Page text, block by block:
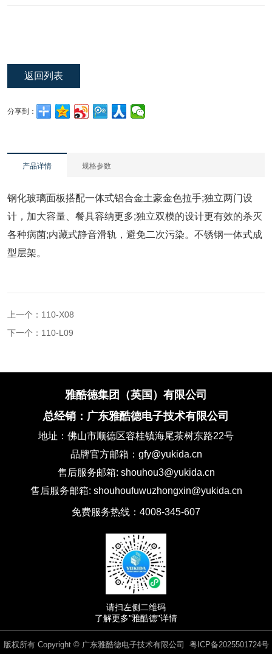
返回列表
分享到：
产品详情 规格参数
钢化玻璃面板搭配一体式铝合金土豪金色拉手;独立两门设
计，加大容量、餐具容纳更多;独立双模的设计更有效的杀灭
各种病菌;内藏式静音滑轨，避免二次污染。不锈钢一体式成
型层架。
上一个： 110-X08
下一个： 110-L09
雅酷德集团（英国）有限公司
总经销：广东雅酷德电子技术有限公司
地址：佛山市顺德区容桂镇海尾茶树东路22号
品牌官方邮箱：gfy@yukida.cn
售后服务邮箱: shouhou3@yukida.cn
售后服务邮箱: shouhoufuwuzhongxin@yukida.cn
免费服务热线：4008-345-607
请扫左侧二维码
了解更多"雅酷德"详情
版权所有 Copyright © 广东雅酷德电子技术有限公司 粤ICP备2025501724号